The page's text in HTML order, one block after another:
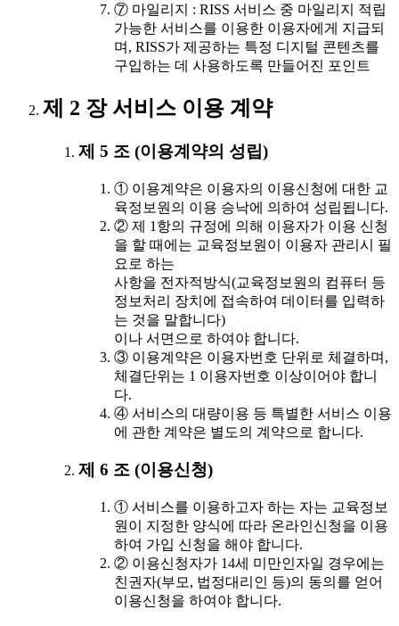
⑦ 마일리지 : RISS 서비스 중 마일리지 적립
가능한 서비스를 이용한 이용자에게 지급되
며, RISS가 제공하는 특정 디지털 콘텐츠를
구입하는 데 사용하도록 만들어진 포인트
제 2 장 서비스 이용 계약
제 5 조 (이용계약의 성립)
① 이용계약은 이용자의 이용신청에 대한 교
육정보원의 이용 승낙에 의하여 성립됩니다.
② 제 1항의 규정에 의해 이용자가 이용 신청
을 할 때에는 교육정보원이 이용자 관리시 필
요로 하는
사항을 전자적방식(교육정보원의 컴퓨터 등
정보처리 장치에 접속하여 데이터를 입력하
는 것을 말합니다)
이나 서면으로 하여야 합니다.
③ 이용계약은 이용자번호 단위로 체결하며,
체결단위는 1 이용자번호 이상이어야 합니
다.
④ 서비스의 대량이용 등 특별한 서비스 이용
에 관한 계약은 별도의 계약으로 합니다.
제 6 조 (이용신청)
① 서비스를 이용하고자 하는 자는 교육정보
원이 지정한 양식에 따라 온라인신청을 이용
하여 가입 신청을 해야 합니다.
② 이용신청자가 14세 미만인자일 경우에는
친권자(부모, 법정대리인 등)의 동의를 얻어
이용신청을 하여야 합니다.